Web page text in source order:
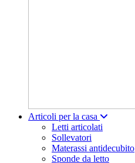
Articoli per la casa
Letti articolati
Sollevatori
Materassi antidecubito
Sponde da letto